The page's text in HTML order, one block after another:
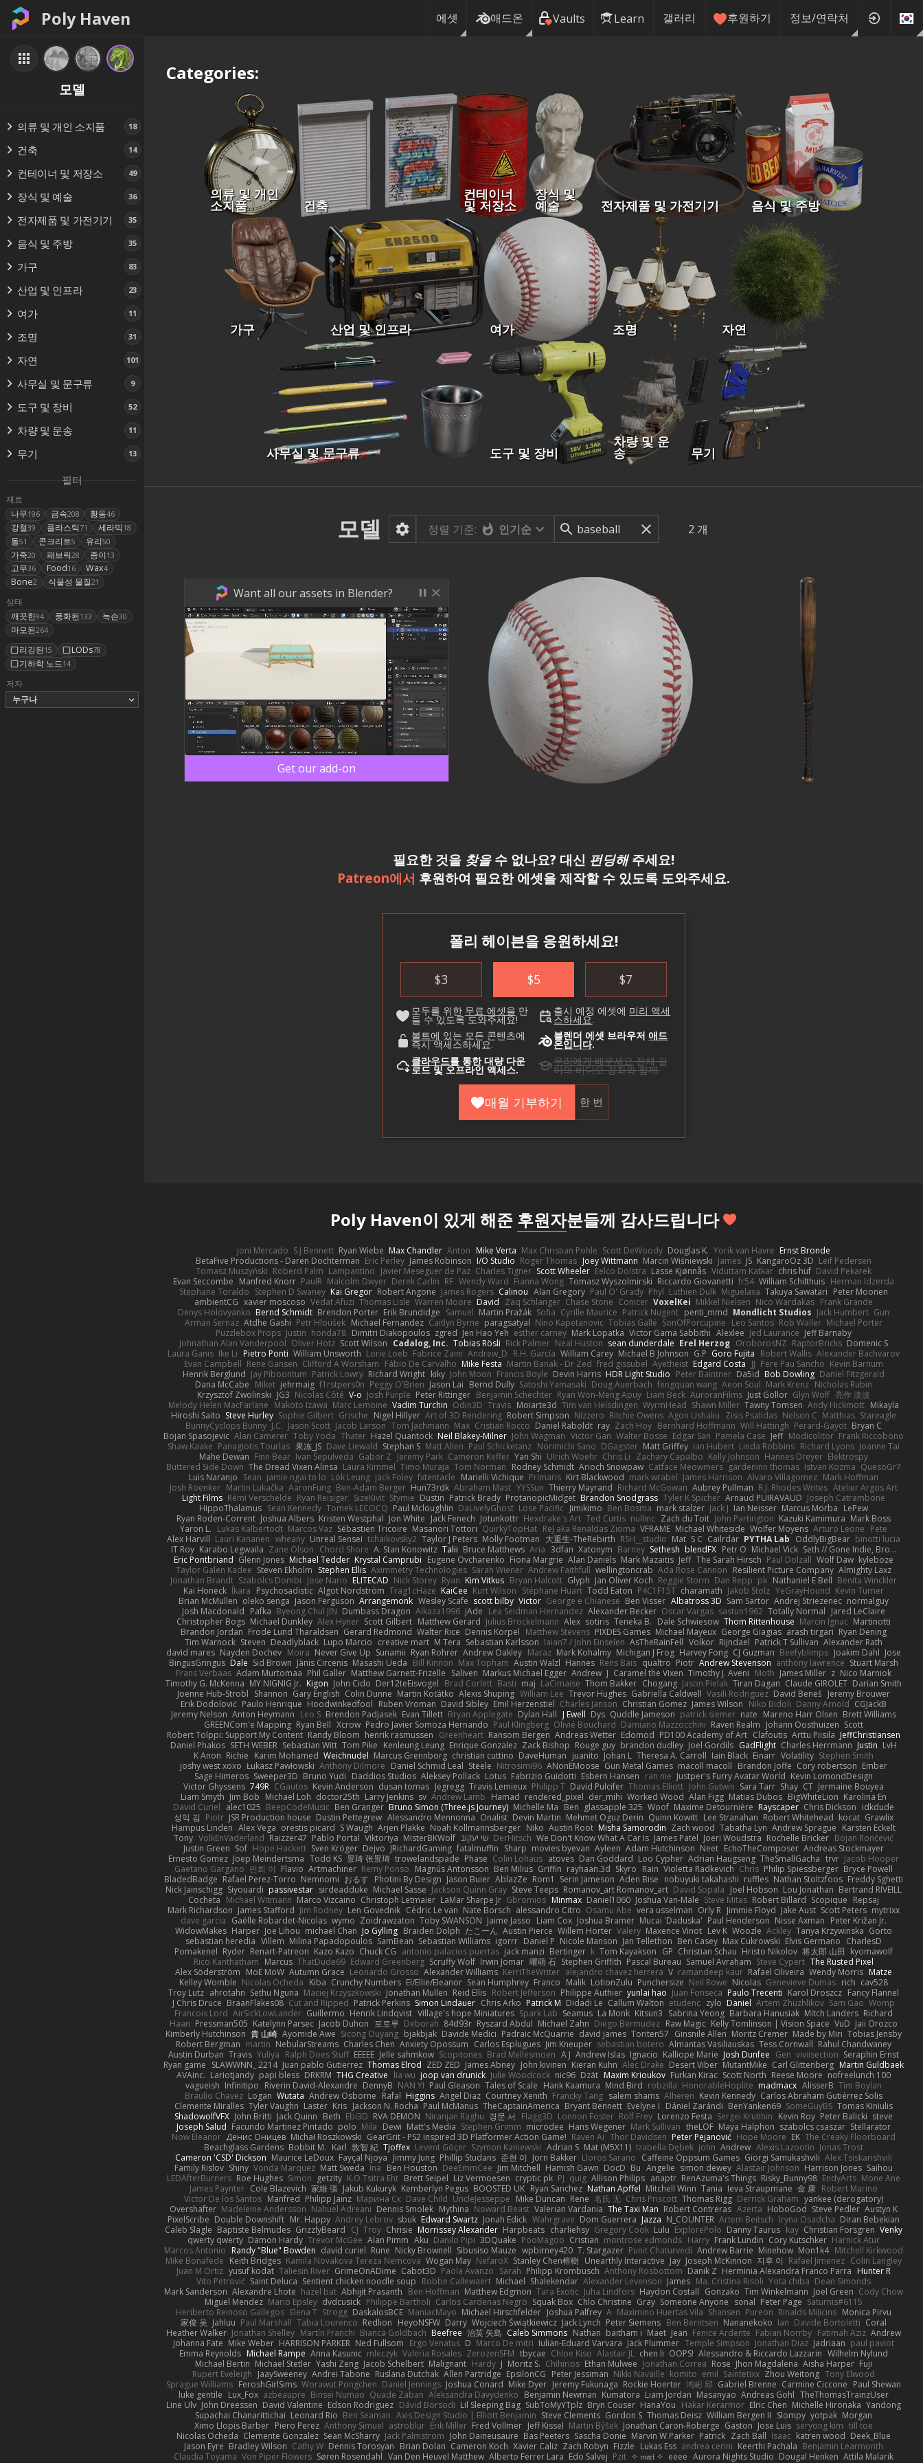
Poly Haven 에셋 애드온 Vaults Learn 갤러리 후원하기 정보/연락처
모델
의류 및 개인 소지품 18
건축 14
컨테이너 및 저장소 49
장식 및 예술 36
전자제품 및 가전기기 35
음식 및 주방 35
가구 83
산업 및 인프라 23
여가 11
조명 31
자연 101
사무실 및 문구류 9
도구 및 장비 52
차량 및 운송 11
무기 13
필터
재료
나무196 금속208 황동46
강철39 플라스틱 71 세라믹 18
돌51 콘크리트5 유리50
가죽20 패브릭28 종이 13
고무36 Food16 Wax4
Bone2 식물성 물질21
상태
깨끗한94 풍화된 133 녹슨30
마모된264
리깅된 15 LODs78
기하학 노드14
저자
누구나
Categories:
의류 및 개인
소지품 건축
컨테이너
및 저장소
장식 및
예술 전자제품 및 가전기기 음식 및 주방
가구 산업 및 인프라 여가 조명 자연
사무실 및 문구류 도구 및 장비
차량 및 운
송 무기
모델 정렬 기준: 인기순 2 개
Want all our assets in Blender?
Get our add-on
필요한 것을 찾을수 없나요? 대신 펀딩해주세요!
Patreon에서 후원하여 필요한 에셋을 제작할 수 있도록 도와주세요.
폴리 헤이븐을 응원하세요!
$3 $5 $7
모두를 위한 무료 에셋을 만
들 수 있도록 도와주세요!
출시 예정 에셋에 미리 액세
스하세요.
볼트에 있는 모든 콘텐츠에
즉시 액세스하세요.
블렌더 에셋 브라우저애드
온입니다.
클라우드를통한 대량 다운
로드 및 오프라인 액세스.
우리에게 배우세요전체 길
이의 비디오 강좌와 함께.
매월 기부하기 한 번
Poly Haven이 있게 해준 후원자분들께 감사드립니다
Joni Mercado S J Bennett Ryan Wiebe Max Chandler Anton Mike Verta Max Christian Pohle Scott DeWoody Douglas K. Yorik van Havre Ernst Bronde
BetaFive Productions - Daren Dochterman Eric Perley James Robinson I/O Studio Roger Thomas Joey Wittmann Marcin Wiśniewski James JS KangaroOz 3D Leif Pedersen
Tomasz Muszyński Roberd Palm Lampantino Javier Meseguer de Paz Charles Tigner Scott Wheeler Eelco Dolstra Lasse Kjønnås Viduttam Katkar chris huf David Pekarek
Evan Seccombe Manfred Knorr PaulR Malcolm Dwyer Derek Carlin RF Wendy Ward Fianna Wong Tomasz Wyszolmirski Riccardo Giovanetti fr54 William Schilthuis Herman Idzerda
Stephane Toraldo Stephen D Swaney Kai Gregor Robert Angone James Rogers Calinou Alan Gregory Paul O' Grady Phyl Luthien Dulk Miguelaxa Takuya Sawatari Peter Moonen
ambientCG xavier moscoso Vedat Afuzi Thomas Lisle Warren Moore David Zaq Schlanger Chase Stone Conicer VoxelKei Mikkel Nielsen Nico Wardakas Frank Grande
Denys Holovyanko Bernd Schmidt Brendon Porter Erik Brundidge Samuel Martin Pražák Sofia Cyrille Maurice Patrick Nugent penti_mmd Mondlicht Studios Jack Humbert Gun
Arman Sernaz Atdhe Gashi Petr Hloušek Michael Fernandez Caitlyn Byrne paragsatyal Nino Kapetanovic Tobias Gallé SonOfPorcupine Leo Santos Rob Waller Michael Porter
Puzzlebox Props Justin honda78 Dimitri Diakopoulos zgred Jen Hao Yeh esther carney Mark Lopatka Victor Gama Sabbithi Alexlee Jed Laurance Jeff Barnaby
Johnathan Alan Vanderpool Oliver Hotz Scott Wilson Cadalog, Inc. Tobias Rösli Rick Palmer Neal Huston sean dunderdale Erel Herzog OroborosNZ RaptorBricks Domenic S
Laura Ganis Ike Li Pietro Ponti William Unsworth Lorie Loeb Fabrice Zaini Andrew_D R.H. García William Carey Michael B Johnson G.P Goro Fujita Robert Wallis Alexander Bachvarov
Evan Campbell Rene Gansen Clifford A Worsham Fábio De Carvalho Mike Festa Martin Banak - Dr Zed fred gissubel Ayetheist Edgard Costa JJ Pere Pau Sancho Kevin Barnum
Henrik Berglund Jay Piboontum Patrick Lowry Richard Wright kiky John Moon Francis Boyle Devin Harris HDR Light Studio Peter Baintner Da5id Bob Dowling Daniel Fitzgerald
Dana McCabe Miket jehrmaig f1rstpers0n Peggy O'Brien Jason Lai Bernd Dully Satoshi Yamasaki Doug Auerbach fengquan wang Aeon Soul Mark Krenz Nicholas Rubin
Krzysztof Zwolinski JG3 Nicolas Côté V-o Josh Purple Peter Rittinger Benjamin Schechter Ryan Won-Meng Apuy Liam Beck AuroranFilms Just Gollor Glyn Wolf 亮作 淡波
Melody Helen MacFarlane Makoto Izawa Marc Lemoine Vadim Turchin Odin3D Travis Moiarte3d Tim van Helsdingen WyrmHead Shawn Miller Tawny Tomsen Andy Hickmott Mikayla
Hiroshi Saito Steve Hurley Sophie Gilbert Grische Nigel Hillyer Art of 3D Rendering Robert Simpson Nizzero Ritchie Owens Agon Ushaku Zisis Psalidas Nelson C Matthias Stareagle
BunnyCyclops Bunny J.C. Jason Scott Jacob Larson Tom Jachmann Max Cristian Rocco Daniel Raboldt ray Zach Hoy Bernhard Hoffmann Will Hattingh Perard-Gayot Bryan C
Bojan Spasojevic Alan Camerer Toby Yoda Thater Hazel Quantock Neil Blakey-Milner John Wagman Victor Gan Walter Bosse Edgar San Pamela Case Jeff Modicolitor Frank Riccobono
Shaw Kaake Panagiotis Tourlas 果冻_JS Dave Liewald Stephan S Matt Allen Paul Schicketanz Norimichi Sano DGagster Matt Griffey Ian Hubert Linda Robbins Richard Lyons Joanne Tai
Mahe Dewan Finn Bear Ivan Sepulveda Gabor Z Jeremy Park Cameron Keffer Yan Shi Ulrich Woehr Chris Li Zachary Capalbo Kelly Johnson Hannes Dreyer Elektrospy
Buttered Side Down The Dread Vixen Alinsa Laura Kimmel Timo Muraja Tom Norman Rodney Schmidt Arioch Snowpaw Catface Meowmers gardeninn thomas Istvan Kozma QuesoGr7
Luis Naranjo Sean jamie ngai to lo Lök Leung Jack Foley fxtentacle Marielli Vichique Primaris Kirt Blackwood mark wrabel James Harrison Alvaro Villagomez Mark Hoffman
Josh Roenker Martin Lukačka AaronFung Ben-Adam Berger Hun73rdk Abraham Mast YYSSun Thierry Mayrand Richard McGowan Aubrey Pullman R.J. Rhodes Writes Atelier Argos Art
Light Films Rémi Verschelde Ryan Reisiger SizeKivit Stymie Dustin Patrick Brady ProtanopicMidget Brandon Snodgrass Tyler K Spicher Arnaud PUIRAVAUD Joseph Catrambone
HippoThalamus Sean Kennedy Tomek LECOCQ Paul Mcloughlin DaLivelyGhost Lose Pacific Jimikimo Ben Bosma mark stalzer Jack J Ian Neisser Marcus Morba LePew
Ryan Roden-Corrent Joshua Albers Kristen Westphal Jon White Jack Fenech Jotunkottr Hexdrake's Art Ted Curtis nullinc Zach du Toit John Partington Kazuki Kamimura Mark Boss
Yaron L. Lukas Kalbertodt Marcos Vaz Sébastien Tricoire Masanori Tottori QuirkyTopHat ReJ aka Renaldas Zioma VFRAME Michael Whiteside Wolfer Moyens Arturo Leone Pete
Alex Harvill Lauri Kananen wheany Unreal Sensei tchaikovsky2 Taylor J Peters Molly Footman 大重生-TheRebirth RSH__studio Mat S C Cailrdar PYTHA Lab OddlyBigBear binotti lucia
IT Roy Karabo Legwaila Zane Olson Chord Shore A. Stan Konowitz Talii Bruce Matthews Aria 3dfan Xatonym Barney Sethesh blendFX Petr O Michael Vick Seth // Gone Indie, Bro...
Eric Pontbriand Glenn Jones Michael Tedder Krystal Camprubi Eugene Ovcharenko Fiona Margrie Alan Daniels Mark Mazaitis Jeff The Sarah Hirsch Paul Dolzall Wolf Daw kyleboze
Taylor Galen Kadee Steven Ekholm Stephen Ellis Aximmetry Technologies Sarah Wiener Andrew Faithfull wellingtoncrab Ada Rose Cannon Resilient Picture Company Almighty Laxz
Jonathan Brandt Szabolcs Dombi Jose Nario ELITECAD Nick Storey Ryan Kim Vitkus Bryan Halcott Glyph Jan Oliver Koch Reggie Storm Dan Repp pk Nathaniel E Bell Benita Winckler
Kai Honeck Íkara Psychosadistic Algot Nordström Trag1cHaze KaiCee Kurt Wilson Stéphane Huart Todd Eaton P4C1F15T charamath Jakob Stolz YeGrayHound Kevin Turner
Brian McMullen oleko senga Jason Ferguson Arrangemonk Wesley Scafe scott bilby Victor George e Chianese Ben Visser Albatross 3D Sam Sartor Andrej Striezenec normalguy
Josh Macdonald Pafka Byeong Chul JIN Dumbass Dragon Alkaza1996 jAde Lea Seidman Hernandez Alexander Becker Oscar Vargas sastun1962 Totally Normal Jared LeClaire
Christopher Bogs Michael Dunkley Alex Hyner Scott Gilbert Matthew Gerard Julius Brockelmann Alex sotiris Teneka B. Dale Schwiesow Thom Rittenhouse Marcin Ignac Martinotti
Brandon Jordan Frode Lund Tharaldsen Gerard Redmond Walter Rice Dennis Korpel Matthew Stevens PIXDES Games Michael Mayeux George Giagias arash tirgari Ryan Dening
Tim Warnock Steven Deadlyblack Lupo Marcio creative mart M Tera Sebastian Karlsson Iaian7 / John Einselen AsTheRainFell Volkor Rijndael Patrick T Sullivan Alexander Rath
david mares Nayden Dochev Moira Never Give Up Sunamii Ryan Rohrer Andrew Oakley Maraz Mark Kohalmy Michigan J Frog Harvey Fong CJ Guzman Beefyblimps Joakim Dahl Jose
BingusGringus Dale Sid Brown Jānis Circenis Masashi Ueda Bill Kinnon Max Topham Austin Walzl Hannes Rens Bais qualtro Piotr Andrew Stevenson anthony lawrence Stuart Marsh
Frans Verbaas Adam Murtomaa Phil Galler Matthew Garnett-Frizelle Saliven Markus Michael Egger Andrew J Caramel the Vixen Timothy J. Aveni Moth James Miller z Nico Marniok
Timothy G. McKenna MY.NIGNIG Jr. Kigon John Cido Der12teEisvogel Brad Corlett Basti maj LaCimaise Thom Bakker Chogang Jason Pielak Tiran Dagan Claude GIROLET Darian Smith
Joenne Hub-Strobl Shannon Gary English Colin Dunne Martin Koťátko Alexis Shuping William Lee Trevor Hughes Gabriella Caldwell Vasili Rodriguez David Beneš Jeremy Brouwer
Erik Dodolović Paulo Henrique Hoodwinkedfool Ruben Vroman David Sibley Emil Herzenstiel Charles Janson Christian Gomez James Wilson Niko Bidoli Danny Arnold CGJackB
Jeremy Nelson Anton Heymann Leo S Brendon Padjasek Evan Tillett Bryan Applegate Dylan Hall J Ewell Dys Quddle Jameson patrick siemer nate Mareno Harr Olsen Brett Williams
GREENCom'e Mapping Ryan Bell Xcrow Pedro Javier Somoza Hernando Paul Klingberg Olivié Bouchard Damiano Mazzocchini Raven Realm Johann Oosthuizen Scott
Robert Tolppi: Support My Content Randy Bloom henrik rasmussen Greenheart Ransom Bergen Andreas Wetter Edomod PD100 Academy of Art Clafoutis Arttu Piisila JeffChristiansen
Daniel Phakos SETH WEBER Sebastian Witt Tom Pike Kenleung Leung Enrique Gonzalez Zack Bishop Rouge guy brandon dudley Joel Gordils GadFlight Charles Herrmann Justin LvH
K Anon Richie Karim Mohamed Weichnudel Marcus Grennborg christian cuttino DaveHuman juanito Johan L Theresa A. Carroll Iain Black Einarr Volatility Stephen Smith
joshy west xoxo Łukasz Pawłowski Anthony Dilmore Daniel Schmid Leal Steele Nitrosimi96 ANonEMoose Gun Metal Games macoll macoll Brandon Joffe Cory robertson Ember
Sage Himeros Sweeper3D Bruno Yudi Daddios Studios Aleksey Pollack Lotus Fabrizio Guidotti Esbern Hansen ran nie Justper's Furry Avatar World Kevin LomondDesign
Victor Ghyssens 749R CGautos Kevin Anderson dusan tomas Jegregg Travis Lemieux Philipp T David Pulcifer Thomas Elliott John Gutwin Sara Tarr Shay CT Jermaine Bouyea
Liam Smyth Jim Bob Michael Loh doctor25th Larry Jenkins sv Andrew Lamb Hamad rendered_pixel der_mihi Worked Wood Alan Figg Matias Dubos BigWhiteLion Karolina En
David Curiel alec1025 BeepCodeMusic Ben Granger Bruno Simon (Three.js Journey) Michelle Ma Ben glassapple 325 Woof Maxime Detournière Rayscaper Chris Dickson idkdude
성익 김 Piotr JSR Production house Dustin Pettegrew Alessandro Mennonna Onalist Devin Martin Mehmet Oguz Derin Quinn Kowitt Lee Stranahan Robert Whitehead kocat Grawlix
Hampus Linden Alex Vega orestis picard S Waugh Arjen Plakke Noah Kollmannsberger Niko Austin Root Misha Samorodin Zach wood Tabatha Lyn Andrew Sprague Karsten Eckelt
Tony VolkEnVaderland Raizzer47 Pablo Portal Viktoriya MisterBKWolf שי יעקוב DerHitsch We Don't Know What A Car Is James Patel Joeri Woudstra Rochelle Bricker Bojan Rončević
Justin Green Sof Hope Hackett Sven Kröger Dejvo JRichardGaming fatalmuffin Sharp movies byevan Ayleen Adam Hutchinson Neet EchoTheComposer Andreas Stockmayer
Ernesto Gomez Joep Meindertsma Todd KS 景琦 张景琦 trowelandspade Phase Colin Lohaus atoves Dan Goddard Loo Cypher Adrian Haugseng TheSmallGacha trvr Jacob Hooper
Gaetano Gargano 민희 이 Flavio Artmachiner Remy Ponso Magnús Antonsson Ben Milius Griffin rayhaan.3d Skyro Rain Violetta Radkevich Chris Philip Spiessberger Bryce Powell
BladedBadge Rafael Perez-Torro Nemnomi おるす Photini By Design Jason Buier AblazZe Rom1 Serin Jameson Aden Bise nobuyuki takahashi ruffles Nathan Stoltzfoos Freddy Sghetti
Nick Jainschigg Siyouardi passivestar sirdeadduke Michael Sasse Jackson Quinn Gray Steve Teeps Romanov_art Romanov_art David Sopala Joel Hobson Lou Jonathan Bertrand RIVEILL
Cocheta Michael Witmann Marco Vizcaino Christoph Letmaier LaMar Sharpe Jr Gbromios Minmax Daniel1060 Joshua Van-Male Steve Mitas Robert Billard Scopique Repsaj
Mark Richardson James Stafford Jim Rodney Len Govednik Cédric Le van Nate Borsch alessandro Citro Osamu Abe vera usselman Orly R Jimmie Floyd Jake Aust Scott Peters mytrixx
dave garcia Gaëlle Robardet-Nicolas wymo Zoidrawzaton Toby SWANSON Jaime Jasso Liam Cox Joshua Bramer Mucai 'Daduska' Paul Henderson Nisse Axman Peter Križan Jr.
WidowMakes Harper Joe Lihou michael Chan Jo Gylling Braiden Dolph たこーん Austin Pierce Willem Hörter Valery Maxence Vinot Lev K Woozle Ackley Tanya Krzywinska Gorto
sebastian heredia Villem Milina Papadopoulos SamBean Sebastian Williams igorrr Daniel P Nicole Manson Jan Tellethon Ben Casey Max Cukrowski Elvis Germano CharlesD
Pomakenel Ryder Renart-Patreon Kazo Kazo Chuck CG antonio palacios puertas jack manzi Bertinger k Tom Kayakson GP Christian Schau Hristo Nikolov 将太郎 山田 kyomawolf
Rico Kanthatham Marcus ThatDude69 Edward Greenberg Scruffy Wolf Irwin Jomar 曜萌 石 Stephen Griffith Pascal Bureau Samuel Avraham Steve Cypert The Rusted Pixel
Alex Söderström MoE MoW Autumn Grace Leonardo Grosso Alexander Williams KerriTheWriter alejandro chavez herrera V ramandeep kaur Rafael Oliveira Wendy Morris Matze
Kelley Womble Nicolas Ocheda Kiba Crunchy Numbers El/Ellie/Eleanor Sean Humphrey Franco Malik LotionZulu Punchersize Neil Rowe Nicolas Genevieve Dumas rich cav528
Troy Lutz ahrotahn Sethu Nguna Maciej Krzyszkowski Jonathan Mullen Reid Ellis Robert Jefferson Philippe Authier yunlai hao Juan Fonseca Paulo Trecenti Karol Droszcz Fancy Flannel
J Chris Druce BraanFlakes08 Cut and Ripped Patrick Perkins Simon Lindauer Chris Arko Patrick M Didadi Le Callum Walton etudenc zylo Daniel Artem Zhuzhlikov Sam Gao Womp
Francois Lord AirSickLowLander Guillermo Henrik Lindqvist Village's hope Miniatures Spark Lab Seamus La Monk Kitsun3 Sabrina Yeong Barbara Hanusiak Mitch Landers Richard
Haan Pressman505 Katelynn Parsec Jacob Duhon 포로루 Deborah 84d93r Ryszard Abdul Michael Zahn Diego Bermudez Raw Magic Kelly Tomlinson | Vision Space VuD Jaii Orozco
Kimberly Hutchinson 貴 山崎 Ayomide Awe Sicong Ouyang bjakbjak Davide Medici Padraic McQuarrie david james Toriten57 Ginsnile Allen Moritz Cremer Made by Miri Tobias Jensby
Robert Bergman martin NebularStreams Charles Chen Anxiety Opossum Carlos Esplugues Jim Kneuper sebastian botero Almantas Vasiliauskas Tess Cornwall Rahul Chandwaney
Austin Durban Travis Yuliya Ralph Does Stuff EEEEE Jelle sahmkow Scopitones Brad Mellesmoen A J Andrew Islas Ignacio Kalliope Marie Josh Dunfee Gen viviisection Seraphin Ernst
Ryan game SLAWWNN_ 2214 Juan pablo Gutierrez Thomas Elrod ZED ZED James Abney John kivinen Kieran Kuhn Alec Drake Desert Viber MutantMike Carl Glittenberg Martin Guldbaek
AVAinc. Lariotjandy papi bless DRKRM THG Creative lia wu joop van drunick Julie Woodcock nic96 Dzät Maxim Krioukov Furkan Kirac Scott North Reese Moore nofreelunch 100
vagueish Infinitipo Riverin David-Alexandre DennyB NAN YI Paul Gleason Tales of Scale Hank Kaamura Mind Bird robzilla HonorableHoplite madmacx AlisserB Tim Boylan
Braulio Chavez Logan Wutata Andrew Osborne Rafal Higgins Angel Diaz Courtney Xenith Francky Tang salem shams Alheren Kevin Kennedy Carlos Abraham Gutiérrez Solis
Clemente Miralles Tyler Vaughn Laster Kris Jackson N. Rocha Paul McManus TheCaptainAmerica Bryant Bennett Evelyne I Dániel Zarándi BenYanken69 SomeGuyBS Tomas Kiniulis
ShadowolfVFX John Britti Jack Quinn Beth Ebi3D RVA DEMON Niranjan Raghu 경문 서 Flagg3D Lonnon Foster Rolf Frey Lorenzo Festa Sergei Krutihin Kevin Roy Peter Balicki steve
Joseph Salud Facundo Martinez Pintado polo Mila Dewi Matt's Media Stephen Grimm microdee Hans Wegener Mark Sullivan theLOF Maya Halphon szabolcs csaszar Stellarator
Now Eleanor Денис Оницев Michał Roszkowski GearGrit - PS2 inspired 3D Platformer Action Game! Raven Ai Thor Davidsen Peter Pejanović Hope Moore EK The Creaky Floorboard
Beachglass Gardens Bobbit M. Karl 敦智 紀 Tjoffex Levent Göçer Szymon Kaniewski Adrian S Mat (M5X11) Izabella Dębek john Andrew Alexis Lazootin Jonas Trost
Cameron 'CSD' Dickson Maurice LeDoux Fayçal Njoya Jimmy Jung Phillip Studans 준현 이 Jorn Bakker Lloros Sarano Caffeine Oppsum Games Giorgi Samukashvili Alex Tsiskarishvili
Family Rislov Shiny Vonda Marquez Matt Sweda Ina Ben Houston DeeEmmCee Jim Mitchell Hamish Gawn DocD Bu Angelie simon dewey Alastair Johnson Harrison Jones Saihou
LEDAfterBurners Roe Hughes Simon getzity K.O Tsitra Eht Brett Seipel Liz Vermoesen cryptic pk PJ quig Allison Philips anaptr RenAzuma's Things Risky_Bunny98 EndyArts Mone Ane
James Paynter Cole Blazevich 家維 張 Jakub Kukuryk Kemberlyn Pegus BOOSTED UK Ryan Sanchez Nathan Apffel Mitchell Winn Tania Ieva Straupmane 金 康 Robert Marino
Victor De los Santos Manfred Philipp Jainz Марина Ск Dave Child UncleJesseppe Mike Duncan Rene 名氏 无 Chris Priscott Thomas Rigg Derrick Graham yankee (derogatory)
Overshafter Madeleine Andersson Nahuel Adreani Dennis Smolek Mythina Noward Beast Valerian Vardania The Taxi Man Robert Contreras Azerta HoboGod Steve Pedler Austyn K
PixelScribe Double Downshift Mr. Happy Andrey Lebrov sbuk Edward Swartz Jonah Edick Wahrgrave Dom Guerrera Jazza N_COUNTER Artem Beitsch Iryna Osadcha Diran Bebekian
Caleb Slagle Baptiste Belmudes GrizzlyBeard CJ Troy Chrisie Morrissey Alexander Harpbeats charliehsy Gregory Cook Lulu ExplorePolo Danny Taurus kay Christian Forsgren Venky
qwerty qwerty Damon Hardy Trevor McGee Alan Pimm Aku Danilo Pipi 3DQuake PooMagoo Cristian montrose edmonds Harry Frank Lundin Cory Kutschker Harnick Atur
Marcos Antonio Randy "Blue" Bowden david curiel Rune Nicky Brownell Sibusiso Mauze wpbirney420 T. Stargazer Punit Chaturvedi Andrew Barrie Minehow Mon1k4 Mitchell Kirkwood
Mike Bonafede Keith Bridges Kamila Novakova Tereza Nemcova Wogan May NefaroX Stanley Chen榕樹 Unearthly Interactive Jay Joseph McKinnon 지후 이 Rafael Jimenez Colin Langley
Juan M Ortiz yusuf kodat Taliesin River GrimeOnADime Cabot3D Paola Avanzo Sarah Philipp Krombusch Anthony Rosbottom Danik Z Herminia Alexandra Franco Parra Hunter R
Vito Petrović Saint Deluca Sentient chicken noodle soup Robbe Callewaert Michael Shalekendar Alexander Levenson James Ma. Cristina Risoli Yota chiba Dean Simonds
Mark Sanderson Alexandre Lhote hazel bat Abhijit Prasanth Ben Hoffman Matthew Edgmon Tara Exotic Juha Lindfors Haydon Costall Gonzako Tim Winkelmann Joel Green Cody Chow
Miguel Mendez Mario Epsley dvdcusick Philippe Bartholi Carlos Cardenas Negro Squak Box Chlo Christine Gray Someone Anyone sonal Peter Page Saturnis#6115
Heriberto Reinoso Gallegos Elena T Strogg DaskalosBCE ManiacMayo Michael Hirschfelder Joshua Palfrey A Maximino Huertas Vila Shansen Pureon Rinalds Miļicins Monica Pirvu
家俊 吴 Jahluu Paul Marshall Tabia Lourenco Redlion HeyoNSFW Darry Wojciech Świątkiewicz Jack Lynch Peter Siemens Ben Berntsen Nananekoko Ian Davide Bortoletti Coral
Heather Walker Jonathan Shelley Martín Franchi Bianca Goldbach Beefree 治英 矢島 Caleb Simmons Nathan baitham i Maet Jean Fenice Ardente Fabian Norrby Fatimah Aziz Andrew
Johanna Fate Mike Weber HARRISON PARKER Ned Fullsom Ergo Venatus D Marco De mitri Iulian-Eduard Varvara Jack Plummer Temple Simpson Jonathan Diaz Jadriaan paul paviot
Emma Reynolds Michael Rampe Anna Kasunic mleczyk Valeria Rosales ZerozenSFM tbycae Chloe Kiso Alastair JL chen li OOPS! Alessandro & Riccardo Lazzarin Wilhelm Nylund
Michael Bertin Michael Stetler Yashi Zeng Jacob Schelbert Malignant Hardy J Moritz S. Chihirios Ethan Mulwee Jonathan Correa Rose Jhon Magdalena Aisha Harper Fuji
Rupert Eveleigh JaaySweeney Andrei Tabone Ruslana Dutchak Allen Partridge EpsilonCG Peter Jessiman Nikki Navaille komito emil Saintetixx Zhou Weitong Tony Elwood
Sprague Williams FeroshGirlSims Worawut Pongchen Daniel Jennings Joshua Conard Mike Dyer Jeremy Fukunaga Rockie Hoerter 鸿彬 邱 Gabriel Brenne Carmine Ciccone Paul Shewan
luke gentile Lux_Fox azbeaupre Binsei Numao Quade Zaban Aleksandra Davydenko Benjamin Newman Kumatora Liam Jordan Masanyao Andreas Gohl TheThomasTrainzUser
Line Ulv John Dreessen David Valentine Edson Rodriguez Dávid Borsodi Lil Sleeping Bag SubToMyYTplz Bryn Couser HanaYou Hakar Kerarmor Elric Chen Michelle Hironaka Yandong
Supachai Chanarittichai Leonard Rio Ben Seaman Axis Design Studio | Elliott Benjamin Steve Clements Gordon S Thomas Deisz William Bergen II Slompy yotpak Morgan
Ximo Llopis Barber Piero Perez Anthony Simuel astroblur Erik Miller Fred Vollmer Jeff Kissel Martin Býšek Jonathan Caron-Roberge Gaston Jose Luis seryong kim till toe
Nicolas Ocheda Clemente Gonzalez Sean McSharry Jack Palmstrom John Daineusaure Bas Peeters Sascha Donie Marvin W Parker Patrick Zach Ball Isaac katren wood Deek_Blue
Jason Eyre Bradley Wilson Cathy W Dennis Torosyan Brian Dolan Cameron Koch Xavier Caliz Zach Robyn Fizzle Lukas Ess andrea cerini Keerthi Pachala Benjamin Learmonth
Claudia Toyama Von Piper Flowers Søren Rosendahl Van Den Heuvel Matthew Alberto Ferrer Lara Edo Salvej Pzit ✧ 𝔪𝔞𝔯𝔦 ✧ eeee Aurora Nights Studio Dougal Henken Attila Malarik